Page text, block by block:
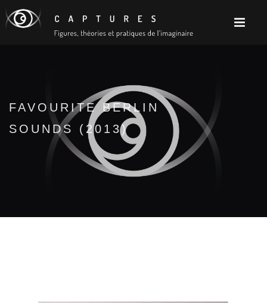
FAVOURITE BERLIN
SOUNDS (2013)